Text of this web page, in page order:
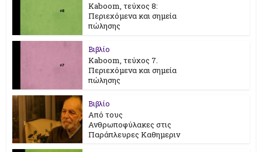
Kaboom, τεύχος 8:
Περιεχόμενα και σημεία
πώλησης
Βιβλίο
Kaboom, τεύχος 7.
Περιεχόμενα και σημεία
πώλησης
Βιβλίο
Από τους
Ανθρωποφύλακες στις
Παράπλευρες Καθημεριν